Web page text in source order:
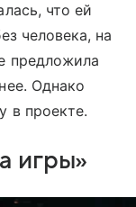
что ей
человека, на
предложила
Однако
в проекте.
игры»